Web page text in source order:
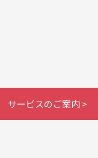
サービスのご案内 >